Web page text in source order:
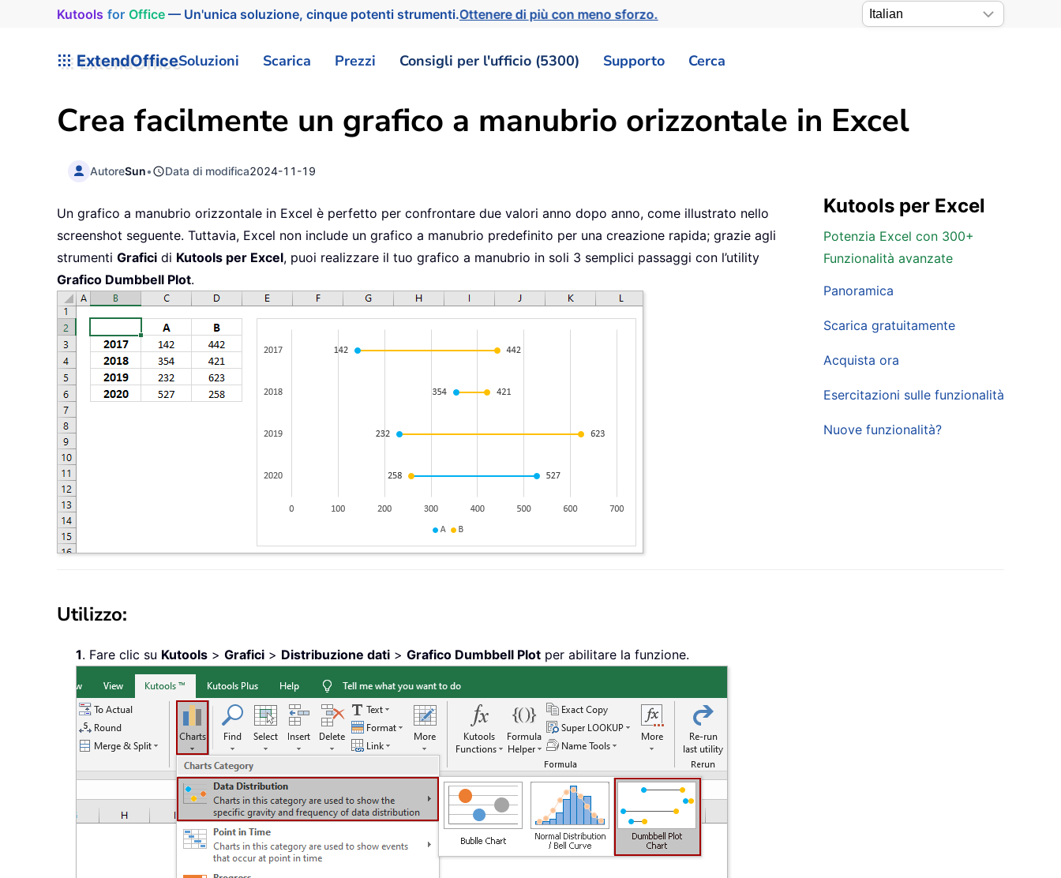
Kutools for Office— Un'unica soluzione, cinque potenti strumenti.Ottenere di più con meno sforzo.
ExtendOfficeSoluzioni Scarica Prezzi Consigli per l'ufficio (5300) Supporto Cerca
Crea facilmente un grafico a manubrio orizzontale in Excel
AutoreSun• Data di modifica2024-11-19
Kutools per Excel
Potenzia Excel con 300+
Funzionalità avanzate
Panoramica
Scarica gratuitamente
Acquista ora
Esercitazioni sulle funzionalità
Nuove funzionalità?
Un grafico a manubrio orizzontale in Excel è perfetto per confrontare due valori anno dopo anno, come illustrato nello
screenshot seguente. Tuttavia, Excel non include un grafico a manubrio predefinito per una creazione rapida; grazie agli
strumenti Grafici di Kutools per Excel, puoi realizzare il tuo grafico a manubrio in soli 3 semplici passaggi con l’utility
Grafico Dumbbell Plot.
Utilizzo:
1. Fare clic su Kutools > Grafici > Distribuzione dati > Grafico Dumbbell Plot per abilitare la funzione.